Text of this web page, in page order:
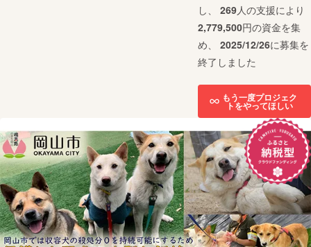
し、 269人の支援により
2,779,500円の資金を集
め、 2025/12/26に募集を
終了しました
もう一度プロジェク
トをやってほしい